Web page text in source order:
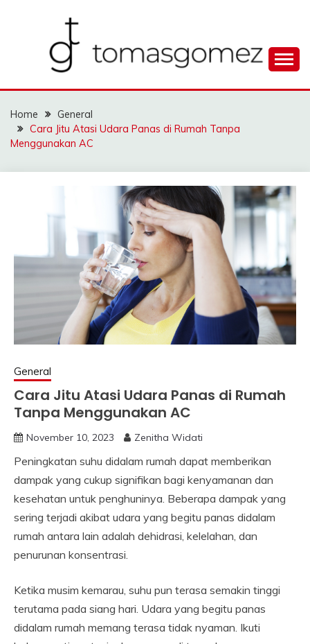
TOMAGOMEZ
Home
General
Cara Jitu Atasi Udara Panas di Rumah Tanpa
Menggunakan AC
General
Cara Jitu Atasi Udara Panas di Rumah
Tanpa Menggunakan AC
November 10, 2023 Zenitha Widati
Peningkatan suhu didalam rumah dapat memberikan
dampak yang cukup signifikan bagi kenyamanan dan
kesehatan untuk penghuninya. Beberapa dampak yang
sering terjadi akibat udara yang begitu panas didalam
rumah antara lain adalah dehidrasi, kelelahan, dan
penurunan konsentrasi.
Ketika musim kemarau, suhu pun terasa semakin tinggi
terutama pada siang hari. Udara yang begitu panas
didalam rumah memang terasa tidak nyaman. Ikuti